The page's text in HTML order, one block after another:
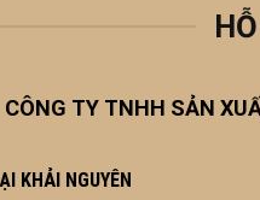
CÔNG TY TNHH SẢN
KHẢI NGUYÊN